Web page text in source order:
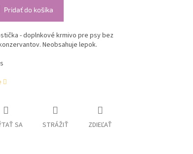
Pridať do košíka
- doplnkové krmivo pre psy bez
Neobsahuje lepok.
SA STRÁŽIŤ ZDIEĽAŤ